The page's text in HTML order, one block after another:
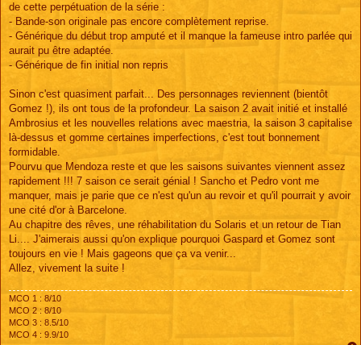
de cette perpétuation de la série :
- Bande-son originale pas encore complètement reprise.
- Générique du début trop amputé et il manque la fameuse intro parlée qui
aurait pu être adaptée.
- Générique de fin initial non repris
Sinon c'est quasiment parfait... Des personnages reviennent (bientôt
Gomez !), ils ont tous de la profondeur. La saison 2 avait initié et installé
Ambrosius et les nouvelles relations avec maestria, la saison 3 capitalise
là-dessus et gomme certaines imperfections, c'est tout bonnement
formidable.
Pourvu que Mendoza reste et que les saisons suivantes viennent assez
rapidement !!! 7 saison ce serait génial ! Sancho et Pedro vont me
manquer, mais je parie que ce n'est qu'un au revoir et qu'il pourrait y avoir
une cité d'or à Barcelone.
Au chapitre des rêves, une réhabilitation du Solaris et un retour de Tian
Li.... J'aimerais aussi qu'on explique pourquoi Gaspard et Gomez sont
toujours en vie ! Mais gageons que ça va venir...
Allez, vivement la suite !
MCO 1 : 8/10
MCO 2 : 8/10
MCO 3 : 8.5/10
MCO 4 : 9.9/10